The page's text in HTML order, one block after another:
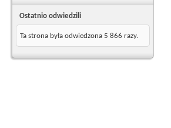
Ostatnio odwiedzili
Ta strona była odwiedzona 5 866 razy.